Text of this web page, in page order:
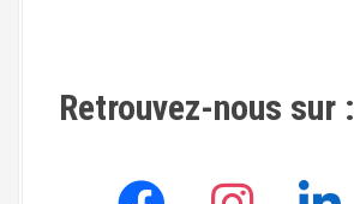
Retrouvez-nous sur :